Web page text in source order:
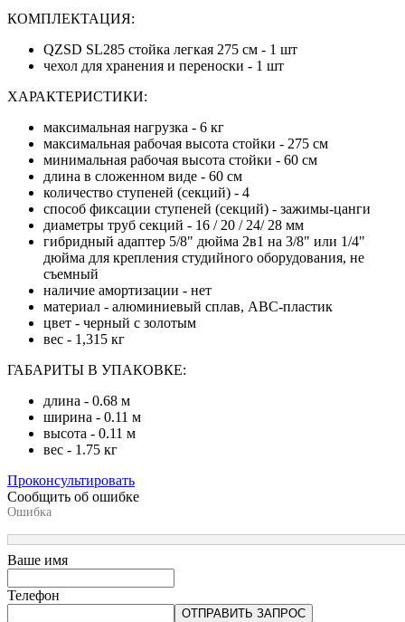
КОМПЛЕКТАЦИЯ:
QZSD SL285 стойка легкая 275 см - 1 шт
чехол для хранения и переноски - 1 шт
ХАРАКТЕРИСТИКИ:
максимальная нагрузка - 6 кг
максимальная рабочая высота стойки - 275 см
минимальная рабочая высота стойки - 60 см
длина в сложенном виде - 60 см
количество ступеней (секций) - 4
способ фиксации ступеней (секций) - зажимы-цанги
диаметры труб секций - 16 / 20 / 24/ 28 мм
гибридный адаптер 5/8" дюйма 2в1 на 3/8" или 1/4"
дюйма для крепления студийного оборудования, не
съемный
наличие амортизации - нет
материал - алюминиевый сплав, АВС-пластик
цвет - черный с золотым
вес - 1,315 кг
ГАБАРИТЫ В УПАКОВКЕ:
длина - 0.68 м
ширина - 0.11 м
высота - 0.11 м
вес - 1.75 кг
Проконсультировать
Сообщить об ошибке
Ошибка
Ваше имя
Телефон
ОТПРАВИТЬ ЗАПРОС